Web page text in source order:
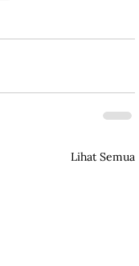
Lihat Semua